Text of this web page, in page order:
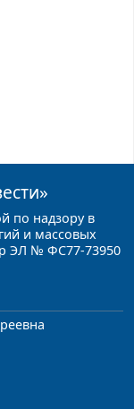
по надзору в
и массовых
ЭЛ № ФС77-73950